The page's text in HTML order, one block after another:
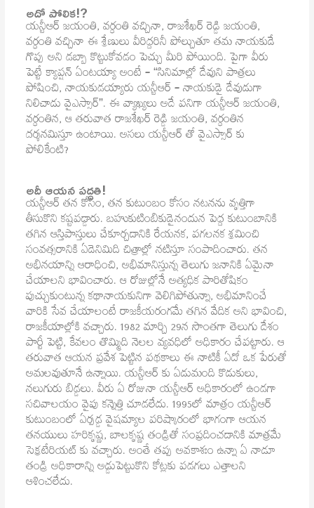
అదో పోలిక!?
యన్టీఆర్ జయంతి, వర్ధంతి వచ్చినా, రాజశేఖర్ రెడ్డి జయంతి,
వర్ధంతి వచ్చినా ఈ శ్రేణులు వీరిద్దరినీ పోల్చుతూ తమ నాయకుడే
గొప్ప అని డబ్బా కొట్టుకోవడం పెచ్చు మీరి పోయింది. పైగా వీరు
పెట్టే క్యాప్షన్ ఏంటయ్యా అంటే – “సినిమాల్లో దేవుని పాత్రలు
పోషించి, నాయకుడయ్యారు యన్టీఆర్ – నాయకుడై దేవుడుగా
నిలిచాడు వైఎస్సార్”. ఈ వ్యాఖ్యలు అదే పనిగా యన్టీఆర్ జయంతి,
వర్ధంతిన, ఆ తరువాత రాజశేఖర్ రెడ్డి జయంతి, వర్ధంతిన
దర్శనమిస్తూ ఉంటాయి. అసలు యన్టీఆర్ తో వైఎస్సార్ కు
పోలికేంటి?
అదీ ఆయన పద్ధతి!
యన్టీఆర్ తన కోసం, తన కుటుంబం కోసం నటనను వృత్తిగా
తీసుకొని కష్టపడ్డారు. బహుకుటింబికుడైనందున పెద్ద కుటుంబానికి
తగిన ఆస్తిపాస్తులు చేకూర్చడానికి రేయనక, పగలనక శ్రమించి
సంవత్సరానికి ఏడెనిమిది చిత్రాల్లో నటిస్తూ సంపాదించారు. తన
అభినయాన్ని ఆరాధించి, అభిమానిస్తున్న తెలుగు జనానికి ఏమైనా
చేయాలని భావించారు. ఆ రోజుల్లోనే అత్యధిక పారితోషికం
పుచ్చుకుంటున్న కథానాయకునిగా వెలిగిపోతున్నా, అభిమానించే
వారికి సేవ చేయాలంటే రాజకీయరంగమే తగిన వేదిక అని భావించి,
రాజకీయాల్లోకి వచ్చారు. 1982 మార్చి 29న సొంతగా తెలుగు దేశం
పార్టీ పెట్టి, కేవలం తొమ్మిది నెలల వ్యవధిలో అధికారం చేపట్టారు. ఆ
తరువాత ఆయన ప్రవేశ పెట్టిన పథకాలు ఈ నాటికీ ఏదో ఒక పేరుతో
అమలవుతూనే ఉన్నాయి. యన్టీఆర్ కు ఏడుమంది కొడుకులు,
నలుగురు బిడ్డలు. వీరు ఏ రోజునా యన్టీఆర్ అధికారంలో ఉండగా
సచివాలయం వైపు కన్నెత్తి చూడలేదు. 1995లో మాత్రం యన్టీఆర్
కుటుంబంలో ఏర్పడ్డ వైషమ్యాల పరిష్కారంలో భాగంగా ఆయన
తనయులు హరికృష్ణ, బాలకృష్ణ తండ్రితో సంప్రదించడానికి మాత్రమే
సెక్రటేరియట్ కు వచ్చారు. అంతే తప్ప అవకాశఃం ఉన్నా ఏ నాడూ
తండ్రి అధికారాన్ని అడ్డుపెట్టుకొని కోట్లకు పడగలు ఎత్తాలని
ఆశించలేదు.